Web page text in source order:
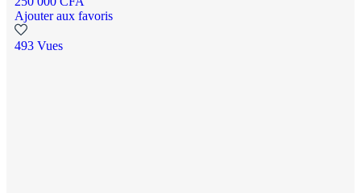
Ajouter aux favoris
493 Vues